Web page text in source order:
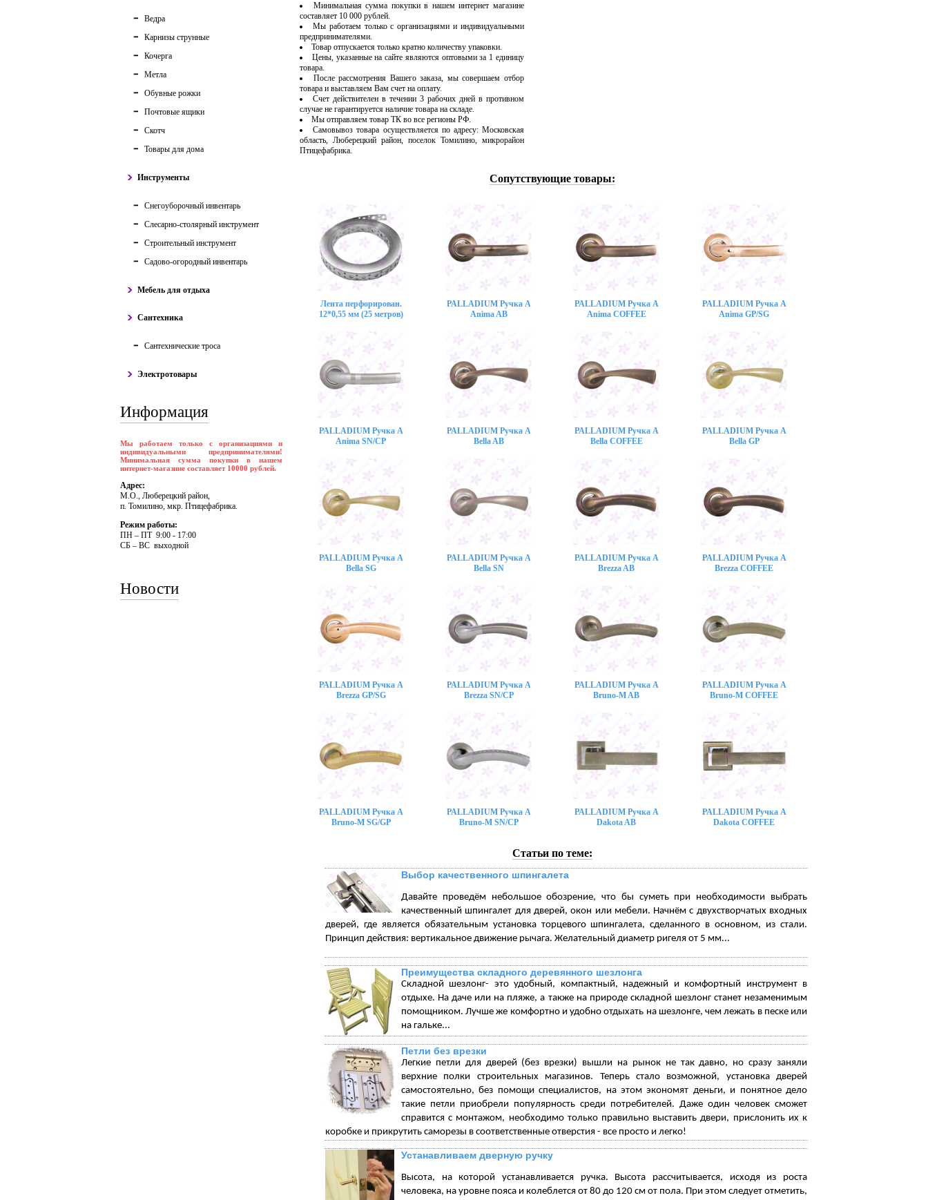
Ведра
Карнизы струнные
Кочерга
Метла
Обувные рожки
Почтовые ящики
Скотч
Товары для дома
Инструменты
Снегоуборочный инвентарь
Слесарно-столярный инструмент
Строительный инструмент
Садово-огородный инвентарь
Мебель для отдыха
Сантехника
Сантехнические троса
Электротовары
Информация
Мы работаем только с организациями и
индивидуальными предпринимателями!
Минимальная сумма покупки в нашем
интернет-магазине составляет 10000 рублей.
Адрес:
М.О., Люберецкий район,
п. Томилино, мкр. Птицефабрика.
Режим работы:
ПH – ПT 9:00 - 17:00
CБ – BC выходной
Новости
Минимальная сумма покупки в нашем интернет магазине
составляет 10 000 рублей.
Мы работаем только с организациями и индивидуальными
предпринимателями.
Товар отпускается только кратно количеству упаковки.
Цены, указанные на сайте являются оптовыми за 1 единицу
товара.
После рассмотрения Вашего заказа, мы совершаем отбор
товара и выставляем Вам счет на оплату.
Счет действителен в течении 3 рабочих дней в противном
случае не гарантируется наличие товара на складе.
Мы отправляем товар ТК во все регионы РФ.
Самовывоз товара осуществляется по адресу: Московская
область, Люберецкий район, поселок Томилино, микрорайон
Птицефабрика.
Сопутствующие товары:
Лента перфорирован.
12*0,55 мм (25 метров)
PALLADIUM Ручка A
Anima AB
PALLADIUM Ручка A
Anima COFFEE
PALLADIUM Ручка A
Anima GP/SG
PALLADIUM Ручка A
Anima SN/CP
PALLADIUM Ручка A
Bella AB
PALLADIUM Ручка A
Bella COFFEE
PALLADIUM Ручка A
Bella GP
PALLADIUM Ручка A
Bella SG
PALLADIUM Ручка A
Bella SN
PALLADIUM Ручка A
Brezza AB
PALLADIUM Ручка A
Brezza COFFEE
PALLADIUM Ручка A
Brezza GP/SG
PALLADIUM Ручка A
Brezza SN/CP
PALLADIUM Ручка A
Bruno-M AB
PALLADIUM Ручка A
Bruno-M COFFEE
PALLADIUM Ручка A
Bruno-M SG/GP
PALLADIUM Ручка A
Bruno-M SN/CP
PALLADIUM Ручка A
Dakota AB
PALLADIUM Ручка A
Dakota COFFEE
Статьи по теме:
Выбор качественного шпингалета
Давайте проведём небольшое обозрение, что бы суметь при необходимости выбрать
качественный шпингалет для дверей, окон или мебели. Начнём с двухстворчатых входных
дверей, где является обязательным установка торцевого шпингалета, сделанного в основном, из стали.
Принцип действия: вертикальное движение рычага. Желательный диаметр ригеля от 5 мм...
Преимущества складного деревянного шезлонга
Складной шезлонг- это удобный, компактный, надежный и комфортный инструмент в
отдыхе. На даче или на пляже, а также на природе складной шезлонг станет незаменимым
помощником. Лучше же комфортно и удобно отдыхать на шезлонге, чем лежать в песке или
на гальке...
Петли без врезки
Легкие петли для дверей (без врезки) вышли на рынок не так давно, но сразу заняли
верхние полки строительных магазинов. Теперь стало возможной, установка дверей
самостоятельно, без помощи специалистов, на этом экономят деньги, и понятное дело
такие петли приобрели популярность среди потребителей. Даже один человек сможет
справится с монтажом, необходимо только правильно выставить двери, прислонить их к
коробке и прикрутить саморезы в соответственные отверстия - все просто и легко!
Устанавливаем дверную ручку
Высота, на которой устанавливается ручка. Высота рассчитывается, исходя из роста
человека, на уровне пояса и колеблется от 80 до 120 см от пола. При этом следует отметить,